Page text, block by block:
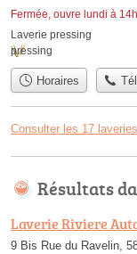
Fermée, ouvre lundi à
Laverie pressing
pressing
Horaires
Consulter les 17
Résultats
Laverie Riviere
9 Bis Rue du Ravelin,